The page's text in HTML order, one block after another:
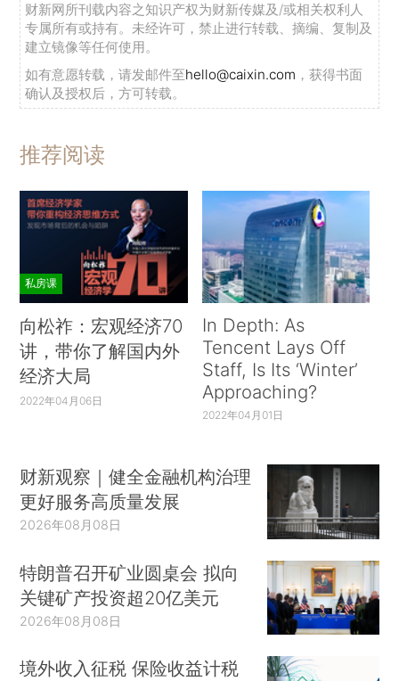
财新网所刊载内容之知识产权为财新传媒及/或相关权利人
专属所有或持有。未经许可，禁止进行转载、摘编、复制及
建立镜像等任何使用。
如有意愿转载，请发邮件至hello@caixin.com ，获得书面
确认及授权后，方可转载。
推荐阅读
私房课
向松祚：宏观经济70
讲，带你了解国内外
经济大局
2022年04月06日
In Depth: As
Tencent Lays Off
Staff, Is Its ‘Winter’
Approaching?
2022年04月01日
财新观察｜健全金融机构治理
更好服务高质量发展
2026年08月08日
特朗普召开矿业圆桌会 拟向
关键矿产投资超20亿美元
2026年08月08日
境外收入征税 保险收益计税